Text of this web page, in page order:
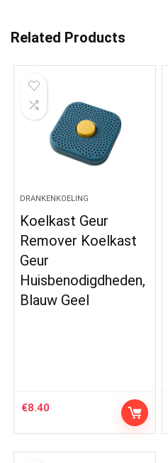
Related Products
DRANKENKOELING
Koelkast Geur
Remover Koelkast
Geur
Huisbenodigdheden,
Blauw Geel
€8.40